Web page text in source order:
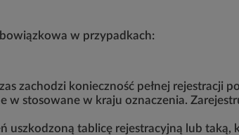
w przypadkach:
zachodzi konieczność pełnej rejestracji
stosowane w kraju oznaczenia.
tablicę rejestracyjną lub taką,